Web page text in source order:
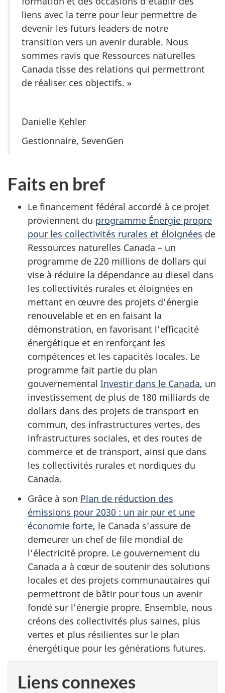
liens avec la terre pour leur permettre de
devenir les futurs leaders de notre
transition vers un avenir durable. Nous
sommes ravis que Ressources naturelles
Canada tisse des relations qui permettront
de réaliser ces objectifs. »
Danielle Kehler
Gestionnaire, SevenGen
Faits en bref
Le financement fédéral accordé à ce projet
proviennent du programme Énergie propre
pour les collectivités rurales et éloignées de
Ressources naturelles Canada – un
programme de 220 millions de dollars qui
vise à réduire la dépendance au diesel dans
les collectivités rurales et éloignées en
mettant en œuvre des projets d’énergie
renouvelable et en en faisant la
démonstration, en favorisant l’efficacité
énergétique et en renforçant les
compétences et les capacités locales. Le
programme fait partie du plan
gouvernemental Investir dans le Canada, un
investissement de plus de 180 milliards de
dollars dans des projets de transport en
commun, des infrastructures vertes, des
infrastructures sociales, et des routes de
commerce et de transport, ainsi que dans
les collectivités rurales et nordiques du
Canada.
Grâce à son Plan de réduction des
émissions pour 2030 : un air pur et une
économie forte, le Canada s’assure de
demeurer un chef de file mondial de
l’électricité propre. Le gouvernement du
Canada a à cœur de soutenir des solutions
locales et des projets communautaires qui
permettront de bâtir pour tous un avenir
fondé sur l’énergie propre. Ensemble, nous
créons des collectivités plus saines, plus
vertes et plus résilientes sur le plan
énergétique pour les générations futures.
Liens connexes